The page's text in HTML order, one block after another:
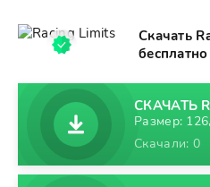
Скачать
бесплатно
СКАЧАТЬ
Размер:
Скачали: 0